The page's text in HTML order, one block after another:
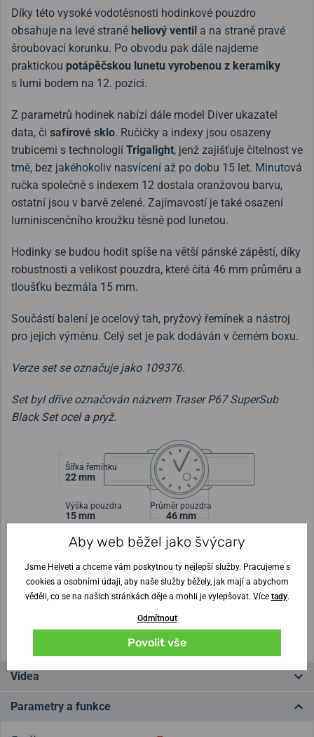
Díky této vysoké vodotěsnosti hodinkové pouzdro
obsahuje na levé straně heliový ventil a na straně pravé
šroubovací korunku. Po obvodu pak dále najdeme
praktickou potápěčskou lunetu vyrobenou z keramiky
s lumi bodem na 12. pozici.
Z parametrů hodinek nabízí dále model Diver ukazatel
data, či safírové sklo. Ručičky a indexy jsou osazeny
trubicemi s technologií Trigalight, jenž zajišťuje čitelnost ve
tmě, bez jakéhokoliv nasvícení až po dobu 15 let. Minutová
ručka společně s indexem 12 dostala oranžovou barvu,
ostatní jsou v barvě zelené. Zajímavostí je také osazení
luminiscenčního kroužku těsně pod lunetou.
Hodinky se budou hodit spíše na větší pánské zápěstí, díky
robustnosti a velikost pouzdra, které čítá 46 mm průměru a
tloušťku bezmála 15 mm.
Součástí balení je ocelový tah, pryžový řemínek a nástroj
pro jejich výměnu. Celý set je pak dodáván v černém boxu.
Verze set se označuje jako 109376.
Set byl dříve označován názvem Traser P67 SuperSub
Black Set ocel a pryž.
Šířka řemínku
22 mm
Výška pouzdra
15 mm
Průměr pouzdra
46 mm
Vytisknout vzory velikostí
(U tisku nastavte Měřítko: Výchozí)
Videa
Parametry a funkce
Aby web běžel jako švýcary
Jsme Helveti a chceme vám poskytnou ty nejlepší služby. Pracujeme s
cookies a osobními údaji, aby naše služby běžely, jak mají a abychom
věděli, co se na našich stránkách děje a mohli je vylepšovat. Více tady.
Odmítnout
Povolit vše